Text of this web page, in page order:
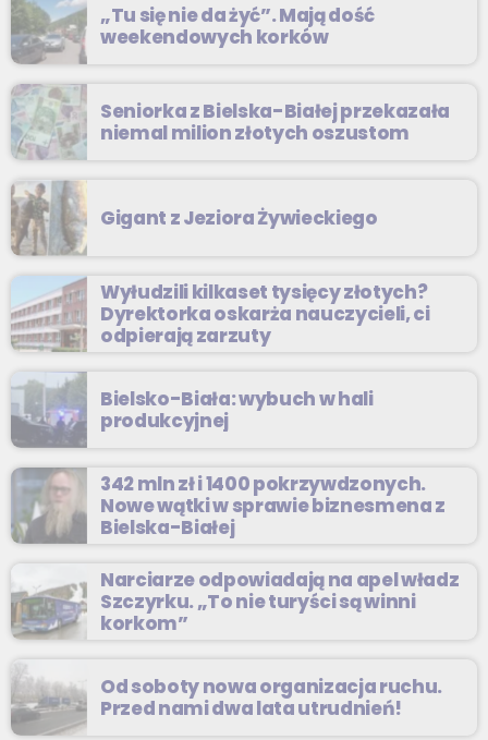
„Tu się nie da żyć”. Mają dość
weekendowych korków
Seniorka z Bielska-Białej przekazała
niemal milion złotych oszustom
Gigant z Jeziora Żywieckiego
Wyłudzili kilkaset tysięcy złotych?
Dyrektorka oskarża nauczycieli, ci
odpierają zarzuty
Bielsko-Biała: wybuch w hali
produkcyjnej
342 mln zł i 1400 pokrzywdzonych.
Nowe wątki w sprawie biznesmena z
Bielska-Białej
Narciarze odpowiadają na apel władz
Szczyrku. „To nie turyści są winni
korkom”
Od soboty nowa organizacja ruchu.
Przed nami dwa lata utrudnień!